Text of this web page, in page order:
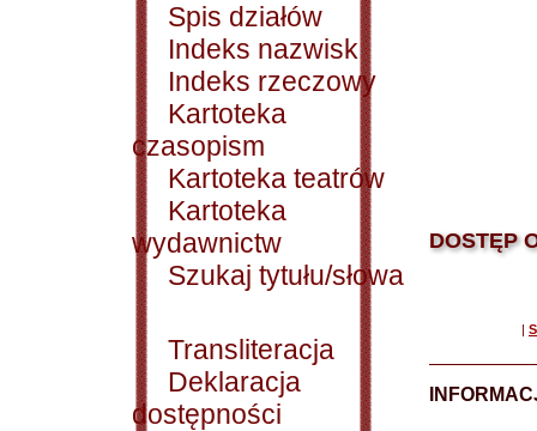
Spis działów
Indeks nazwisk
Indeks rzeczowy
Kartoteka
czasopism
Kartoteka teatrów
Kartoteka
wydawnictw
Szukaj tytułu/słowa
Transliteracja
Deklaracja
dostępności
DOSTĘP
|